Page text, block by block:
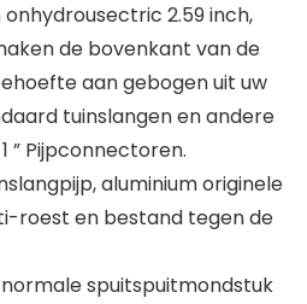
2.59 inch,
de bovenkant van de
aan gebogen uit uw
tuinslangen en andere
” Pijpconnectoren.
aluminium originele
roest en bestand tegen de
normale spuitspuitmondstuk